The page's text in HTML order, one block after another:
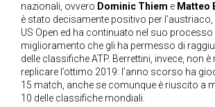
nazionali, ovvero Dominic Thiem e Matteo
è stato decisamente positivo per l’austriaco,
US Open ed ha continuato nel suo processo
miglioramento che gli ha permesso di
delle classifiche ATP. Berrettini, invece, non
replicare l’ottimo 2019: l’anno scorso ha
15 match, anche se comunque è riuscito a
10 delle classifiche mondiali.